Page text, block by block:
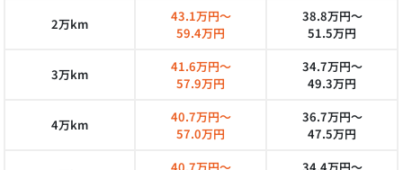
2万km
43.1万円～
59.4万円
38.8万円～
51.5万円
3万km
41.6万円～
57.9万円
34.7万円～
49.3万円
4万km
40.7万円～
57.0万円
36.7万円～
47.5万円